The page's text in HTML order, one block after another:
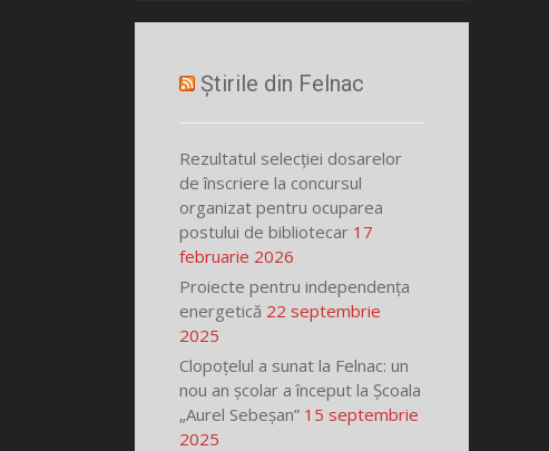
Știrile din Felnac
Rezultatul selecției dosarelor
de înscriere la concursul
organizat pentru ocuparea
postului de bibliotecar 17
februarie 2026
Proiecte pentru independența
energetică 22 septembrie
2025
Clopoțelul a sunat la Felnac: un
nou an școlar a început la Școala
„Aurel Sebeșan” 15 septembrie
2025